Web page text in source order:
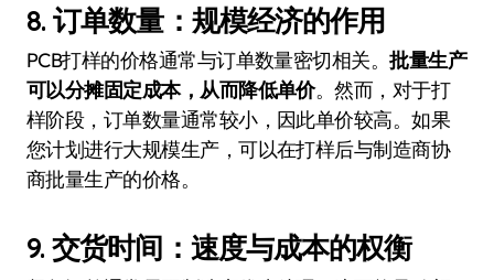
8.订单数量：规模经济的作用
PCB打样的价格通常与订单数量密切相关。批量生产
可以分摊固定成本，从而降低单价。然而，对于打
样阶段，订单数量通常较小，因此单价较高。如果
您计划进行大规模生产，可以在打样后与制造商协
商批量生产的价格。
9.交货时间：速度与成本的权衡